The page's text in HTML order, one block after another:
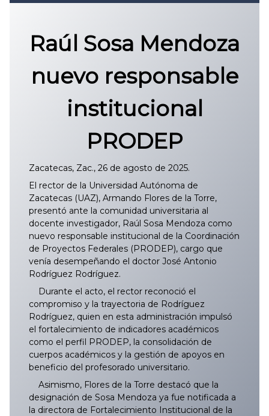
CONVOCATORIA DE INGRESO UAZ
Raúl Sosa Mendoza
nuevo responsable
institucional
PRODEP
Zacatecas, Zac., 26 de agosto de 2025.
El rector de la Universidad Autónoma de
Zacatecas (UAZ), Armando Flores de la Torre,
presentó ante la comunidad universitaria al
docente investigador, Raúl Sosa Mendoza como
nuevo responsable institucional de la Coordinación
de Proyectos Federales (PRODEP), cargo que
venía desempeñando el doctor José Antonio
Rodríguez Rodríguez.
Durante el acto, el rector reconoció el
compromiso y la trayectoria de Rodríguez
Rodríguez, quien en esta administración impulsó
el fortalecimiento de indicadores académicos
como el perfil PRODEP, la consolidación de
cuerpos académicos y la gestión de apoyos en
beneficio del profesorado universitario.
Asimismo, Flores de la Torre destacó que la
designación de Sosa Mendoza ya fue notificada a
la directora de Fortalecimiento Institucional de la